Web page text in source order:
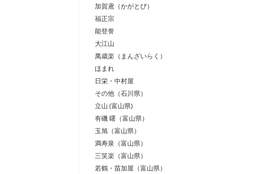
加賀鳶（かがとび）
福正宗
能登誉
大江山
萬歳楽（まんざいらく）
ほまれ
日栄・中村屋
その他（石川県）
立山 (富山県)
有磯 曙（富山県）
玉旭（富山県）
満寿泉（富山県）
三笑楽（富山県）
若鶴・苗加屋（富山県）